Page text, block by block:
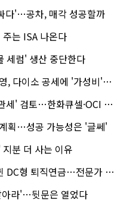
다'…공차, 매각 성공할까
는 ISA 나온다
세럼' 생산 중단한다
소 공세에 '가성비'로 맞불
토…한화큐셀·OCI 영향은?
획…성공 가능성은 '글쎄'
분 더 사는 이유
형 퇴직연금…전문가 조언은
라'…뒷문은 열었다